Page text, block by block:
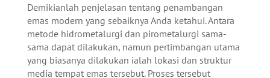
Demikianlah penjelasan tentang penambangan
emas modern yang sebaiknya Anda ketahui. Antara
metode hidrometalurgi dan pirometalurgi sama-
sama dapat dilakukan, namun pertimbangan utama
yang biasanya dilakukan ialah lokasi dan struktur
media tempat emas tersebut. Proses tersebut